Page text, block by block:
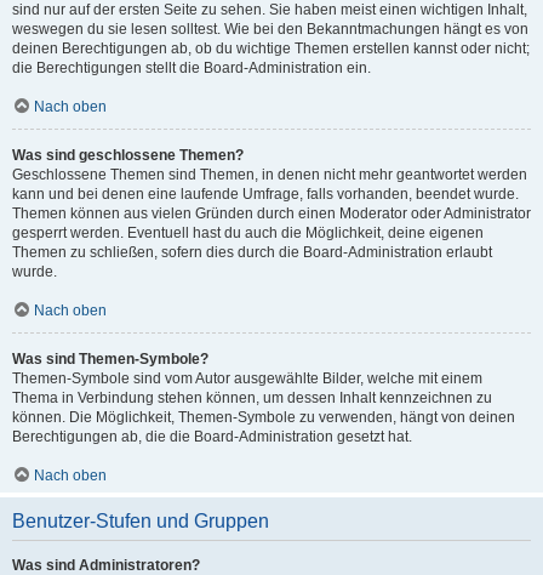
sind nur auf der ersten Seite zu sehen. Sie haben meist einen wichtigen Inhalt,
weswegen du sie lesen solltest. Wie bei den Bekanntmachungen hängt es von
deinen Berechtigungen ab, ob du wichtige Themen erstellen kannst oder nicht;
die Berechtigungen stellt die Board-Administration ein.
Nach oben
Was sind geschlossene Themen?
Geschlossene Themen sind Themen, in denen nicht mehr geantwortet werden
kann und bei denen eine laufende Umfrage, falls vorhanden, beendet wurde.
Themen können aus vielen Gründen durch einen Moderator oder Administrator
gesperrt werden. Eventuell hast du auch die Möglichkeit, deine eigenen
Themen zu schließen, sofern dies durch die Board-Administration erlaubt
wurde.
Nach oben
Was sind Themen-Symbole?
Themen-Symbole sind vom Autor ausgewählte Bilder, welche mit einem
Thema in Verbindung stehen können, um dessen Inhalt kennzeichnen zu
können. Die Möglichkeit, Themen-Symbole zu verwenden, hängt von deinen
Berechtigungen ab, die die Board-Administration gesetzt hat.
Nach oben
Benutzer-Stufen und Gruppen
Was sind Administratoren?